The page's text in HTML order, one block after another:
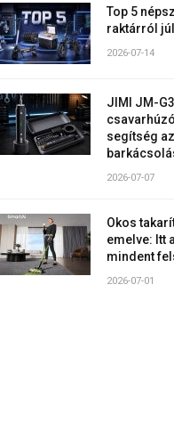
Top 5
raktárról
2026-07-14
JIMI JM-
segítség
2026-07-07
Okos
emelve: Itt
mindent
2026-07-01